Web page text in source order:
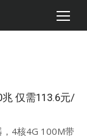
兆 仅需113.6元/
，4核4G 100M带